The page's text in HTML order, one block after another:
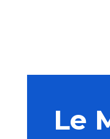
Le